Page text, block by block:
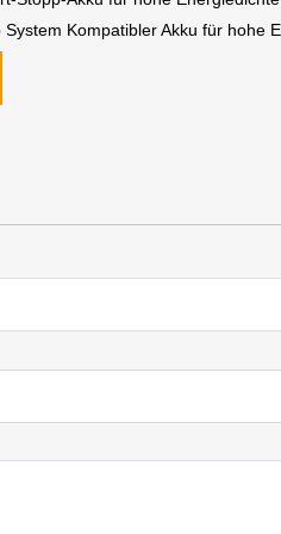
Kompatibler Akku für hohe